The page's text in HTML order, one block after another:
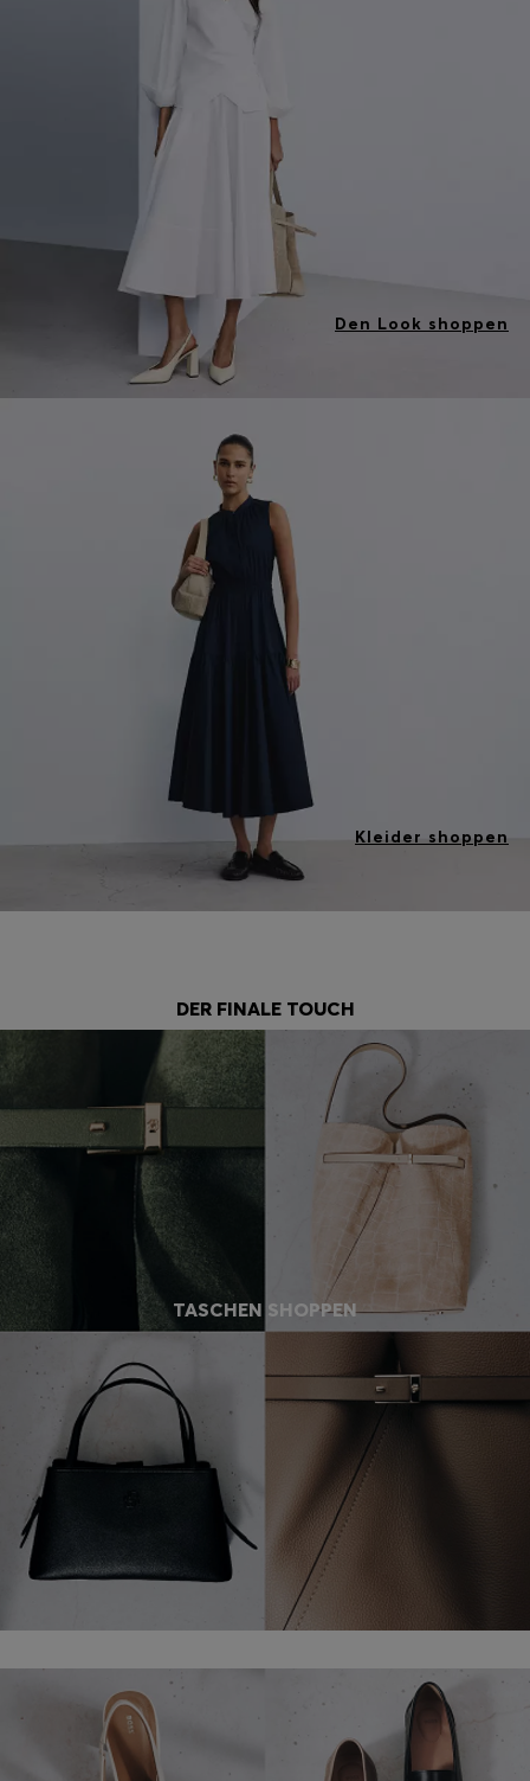
Den Look shoppen
Kleider shoppen
DER FINALE TOUCH
TASCHEN SHOPPEN